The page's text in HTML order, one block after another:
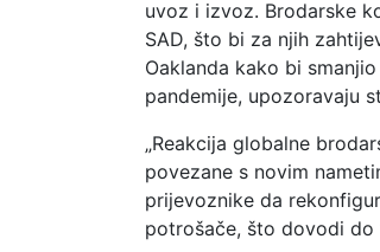
uvoz i izvoz. Brodarske
SAD, što bi za njih
Oaklanda kako bi
pandemije, upozoravaju
„Reakcija globalne
povezane s novim
prijevoznike da
potrošače, što dovodi do